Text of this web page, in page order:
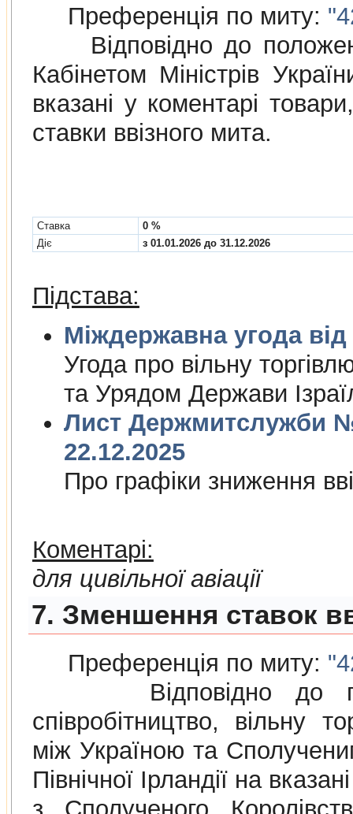
Преференція по миту:
Відповідно до
Кабінетом Міністрів
вказані у коментарі
ставки ввізного мита.
Cтавка
0 %
Діє
з 01.01.2026 до 31.12.2026
Підстава:
Угода про вiльну
та Урядом Держави
Лист Держмитслужби №
22.12.2025
Про графiки зниження
Коментарі:
для цивільної авіації
7. Зменшення ставок
Преференція по миту:
Відповідно до
співробітництво, вільну
між Україною та
Північної Ірландії на